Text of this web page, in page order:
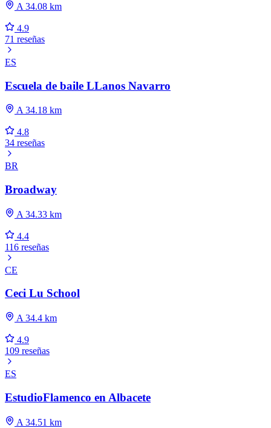
A 34.08 km
4.9
71 reseñas
ES
Escuela de baile LLanos Navarro
A 34.18 km
4.8
34 reseñas
BR
Broadway
A 34.33 km
4.4
116 reseñas
CE
Ceci Lu School
A 34.4 km
4.9
109 reseñas
ES
EstudioFlamenco en Albacete
A 34.51 km